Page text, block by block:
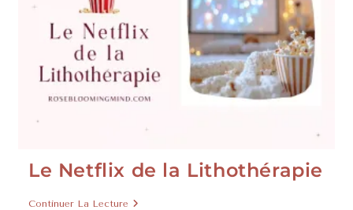
Le Netflix de la Lithothérapie
Continuer La Lecture